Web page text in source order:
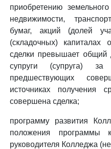
приобретению
недвижимости,
бумаг, акций (долей
(складочных) капиталах
сделки превышает общий
супруги (супруга)
предшествующих
источниках получения
совершена сделка;
программу развития
положения программы
руководителя Колледжа